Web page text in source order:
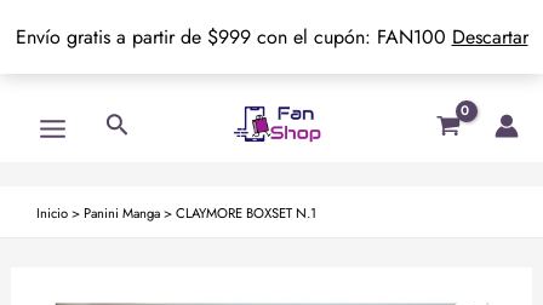
Envío gratis a partir de $999 con el cupón: FAN100 Descartar
Menu
Buscar
Inicio> Panini Manga>CLAYMORE BOXSET N.1